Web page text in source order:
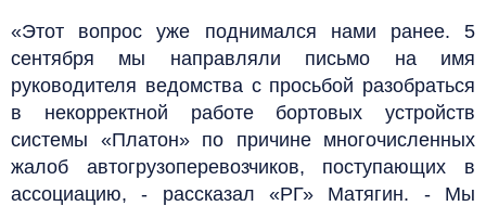
«Этот вопрос уже поднимался нами ранее. 5
сентября мы направляли письмо на имя
руководителя ведомства с просьбой разобраться
в некорректной работе бортовых устройств
системы «Платон» по причине многочисленных
жалоб автогрузоперевозчиков, поступающих в
ассоциацию, - рассказал «РГ» Матягин. - Мы